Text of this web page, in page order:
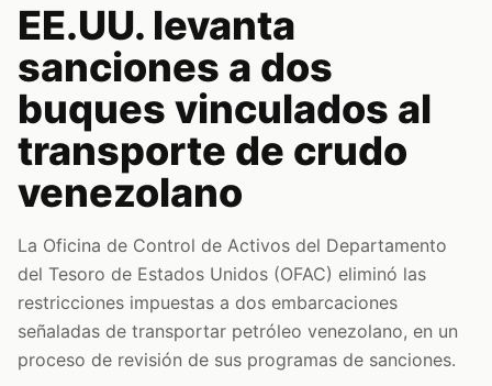
EE.UU. levanta
sanciones a dos
buques vinculados al
transporte de crudo
venezolano
La Oficina de Control de Activos del Departamento
del Tesoro de Estados Unidos (OFAC) eliminó las
restricciones impuestas a dos embarcaciones
señaladas de transportar petróleo venezolano, en un
proceso de revisión de sus programas de sanciones.